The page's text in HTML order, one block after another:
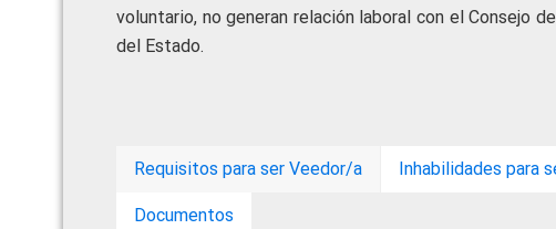
voluntario, no generan relación laboral con el Consejo
del Estado.
Requisitos para ser Veedor/a Inhabilidades para
Documentos